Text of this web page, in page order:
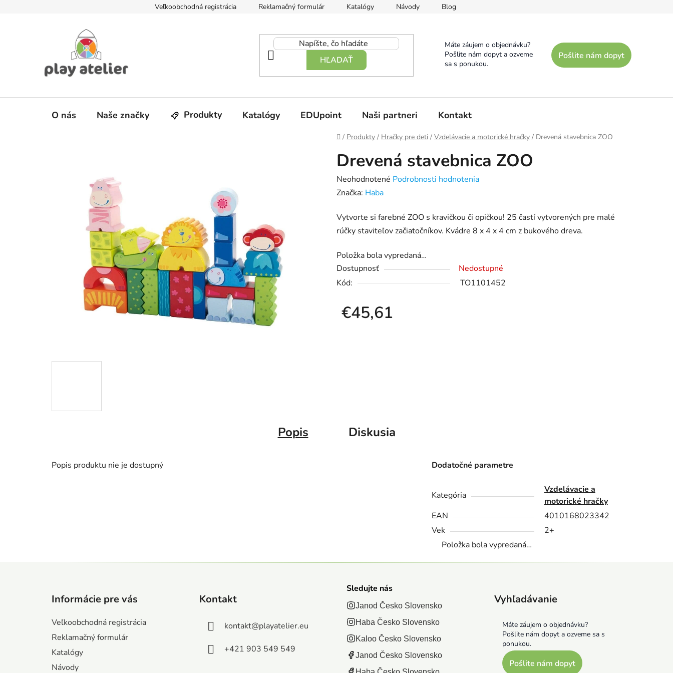
Veľkoobchodná registrácia Reklamačný formulár Katalógy Návody Blog
HĽADAŤ
Máte záujem o objednávku?
Pošlite nám dopyt a ozveme
sa s ponukou.
Pošlite nám dopyt
O nás Naše značky Produkty Katalógy EDUpoint Naši partneri Kontakt
Domov
/ Produkty / Hračky pre deti / Vzdelávacie a motorické hračky / Drevená stavebnica ZOO
Drevená stavebnica ZOO
Priemerné
hodnotenie
je
0,0
5
hviezdičiek.
Neohodnotené Podrobnosti hodnotenia
Značka: Haba
Vytvorte si farebné ZOO s kravičkou či opičkou! 25 častí vytvorených pre malé
rúčky staviteľov začiatočníkov. Kvádre 8 x 4 x 4 cm z bukového dreva.
Položka bola vypredaná…
Dostupnosť
Nedostupné
Kód:
TO1101452
€45,61
Popis Diskusia
Popis produktu nie je dostupný Dodatočné parametre
Kategória
Vzdelávacie a
motorické hračky
EAN
4010168023342
Vek
2+
Položka bola vypredaná…
Informácie pre vás
Veľkoobchodná registrácia
Reklamačný formulár
Katalógy
Návody
Kontakt
kontakt@playatelier.eu
+421 903 549 549
Sledujte nás
Janod Česko Slovensko
Haba Česko Slovensko
Kaloo Česko Slovensko
Janod Česko Slovensko
Vyhľadávanie
Máte záujem o objednávku?
Pošlite nám dopyt a ozveme sa s
ponukou.
Pošlite nám dopyt